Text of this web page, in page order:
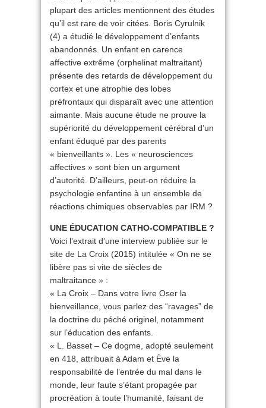
plupart des articles mentionnent des études
qu’il est rare de voir citées. Boris Cyrulnik
(4) a étudié le développement d’enfants
abandonnés. Un enfant en carence
affective extrême (orphelinat maltraitant)
présente des retards de développement du
cortex et une atrophie des lobes
préfrontaux qui disparaît avec une attention
aimante. Mais aucune étude ne prouve la
supériorité du développement cérébral d’un
enfant éduqué par des parents
« bienveillants ». Les « neurosciences
affectives » sont bien un argument
d’autorité. D’ailleurs, peut-on réduire la
psychologie enfantine à un ensemble de
réactions chimiques observables par IRM ?
UNE ÉDUCATION CATHO-COMPATIBLE ?
Voici l’extrait d’une interview publiée sur le
site de La Croix (2015) intitulée « On ne se
libère pas si vite de siècles de
maltraitance » :
« La Croix – Dans votre livre Oser la
bienveillance, vous parlez des “ravages” de
la doctrine du péché originel, notamment
sur l’éducation des enfants.
« L. Basset – Ce dogme, adopté seulement
en 418, attribuait à Adam et Ève la
responsabilité de l’entrée du mal dans le
monde, leur faute s’étant propagée par
procréation à toute l’humanité, faisant de